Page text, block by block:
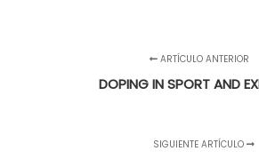
ARTÍCULO ANTERIOR
DOPING IN SPORT AND
SIGUIENTE ARTÍCULO